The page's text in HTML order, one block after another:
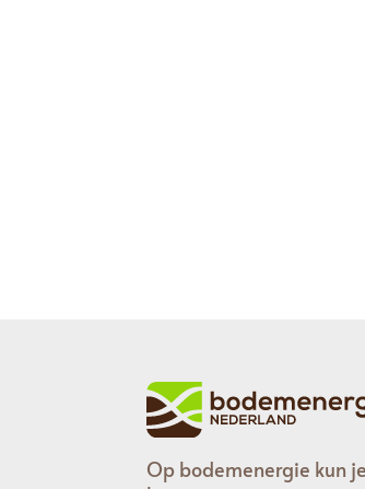
Op bodemenergie kun je